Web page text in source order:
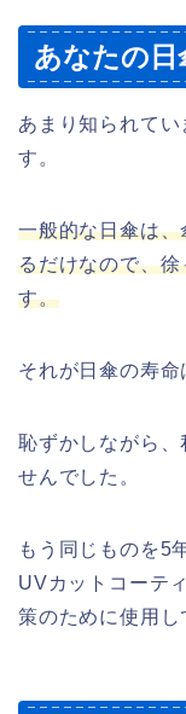
あなたの日
あまり知られてい
す。
一般的な日傘は
るだけなので、
す。
それが日傘の寿命
恥ずかしながら、
せんでした。
もう同じものを5
UVカットコーテ
策のために使用